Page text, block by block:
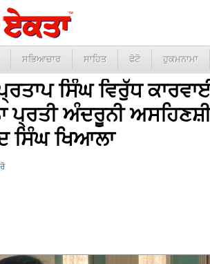
ਸਭਿਆਚਾਰ ਸਾਹਿਤ ਫੋਟੋ ਹੁਕਮਨਾਮਾ
ਸਿੰਘ ਵਿਰੁੱਧ
ਪ੍ਰਤੀ ਅੰਦਰੂਨੀ
ਸਿੰਘ ਖਿਆਲਾ